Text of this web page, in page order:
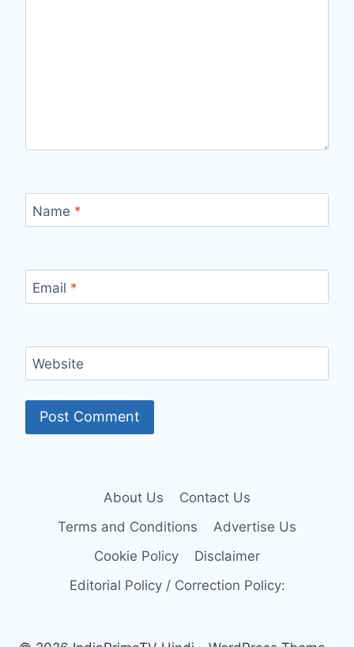
Name *
Email *
Website
About Us
Contact Us
Terms and Conditions
Advertise Us
Cookie Policy
Disclaimer
Editorial Policy / Correction Policy: